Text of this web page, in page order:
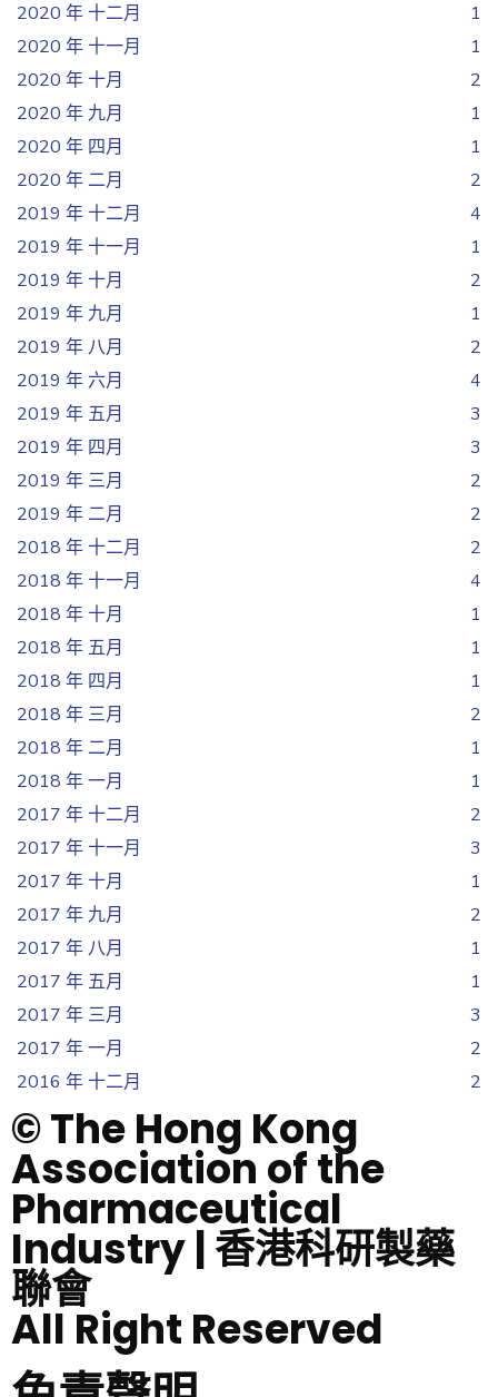
2020 年 十二月
1
2020 年 十一月
1
2020 年 十月
2
2020 年 九月
1
2020 年 四月
1
2020 年 二月
2
2019 年 十二月
4
2019 年 十一月
1
2019 年 十月
2
2019 年 九月
1
2019 年 八月
2
2019 年 六月
4
2019 年 五月
3
2019 年 四月
3
2019 年 三月
2
2019 年 二月
2
2018 年 十二月
2
2018 年 十一月
4
2018 年 十月
1
2018 年 五月
1
2018 年 四月
1
2018 年 三月
2
2018 年 二月
1
2018 年 一月
1
2017 年 十二月
2
2017 年 十一月
3
2017 年 十月
1
2017 年 九月
2
2017 年 八月
1
2017 年 五月
1
2017 年 三月
3
2017 年 一月
2
2016 年 十二月
2
© The Hong Kong
Association of the
Pharmaceutical
Industry | 香港科研製藥
聯會
All Right Reserved